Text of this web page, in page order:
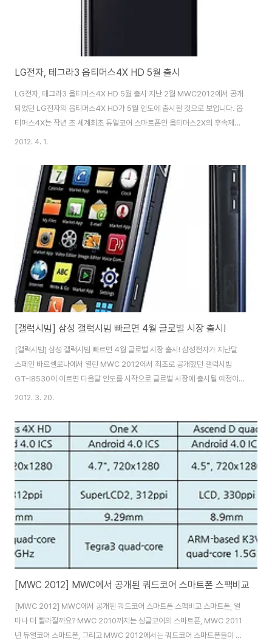
LG전자, 테그라3 옵티머스4X HD 5월 출시
LG전자, 테그라3 옵티머스4X HD 5월 출시 지난 2월 MWC2012에서 공개
되었던 LG전자의 옵티머스4X HD가 5월 인도에 출시될 것으로 보입니다. 옵
티머스4X는 작년 초 세계최초 듀얼코어 스마트폰인 옵티머스2X의 후속제품
으로 안드로이드 4.0 아이스크림샌드위치, 1.5GHz 테그라3 쿼드코어와 자연
이(720×1280), 램 1GB DDR2, 내장용량 16GB 등의 스팩을 자랑합니다.
테그라3는 4개의 메인코어와 다섯번째 코어인 컴패니언(Companion
Core)코어로 4-PLUS-1 쿼드코어 아키텍처를 자랑합니다. 즉, 4개의 메인
코어는 HD영상 재생 및 게임, 그외 다양한 고성능 작업을 담당하고 캠패니언
코어의 ..
2012. 4. 1.
[갤럭시빔] 삼성 갤럭시빔 빠르면 4월 글로벌 시장 출시!
[갤럭시빔] 삼성 갤럭시빔 빠르면 4월 글로벌 시장 출시! 삼성전자가 지난달
스페인 바르셀로나에서 열린 MWC 2012에서 최초로 공개했던 갤럭시빔
GT-I8530이 이르면 다음달 인도를 시작으로 글로벌 시장에 출시될 예정이라
고 합니다. 삼성전자의 경우 갤럭시S 시리즈를 필두로 갤럭시 탭, 갤럭시 노트,
품들을 다양화 하고 있는 것 같습니다. 삼성전자의 경우 이미 작년 7월 최초의
안드로이드 프로젝터폰 갤럭시빔을 출시했었는데요. 당시 스팩은 싱글코어
AP와 3.7인치 Super AMOLED, 안드로이드2.1, 800만 화소의 카메라,
1800mAh 배터리 등을 지원했었습니다. 국내에 출시한다면 꼭 구매해보고 싶
은 제품이었지만 아..
2012. 3. 20.
[MWC 2012] MWC에서 공개된 쿼드코어 스마트폰 스팩비교
[MWC 2012] MWC에서 공개된 쿼드코어 스마트폰 스팩비교 스마트폰, 얼
마나 더 빨라질까요? MWC 2010까지는 싱글코어의 스마트폰, MWC 2011
년 듀얼코어 스마트폰, 그리고 MWC 2012에서는 쿼드코어 스마트폰들이 선